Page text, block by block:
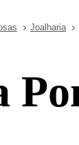
Joalharia